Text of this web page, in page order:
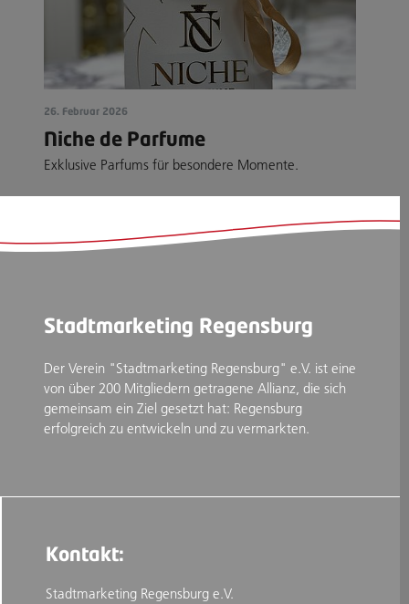
26. Februar 2026
Niche de Parfume
Exklusive Parfums für besondere Momente.
Stadtmarketing Regensburg
Der Verein "Stadtmarketing Regensburg" e.V. ist eine
von über 200 Mitgliedern getragene Allianz, die sich
gemeinsam ein Ziel gesetzt hat: Regensburg
erfolgreich zu entwickeln und zu vermarkten.
Kontakt:
Stadtmarketing Regensburg e.V.